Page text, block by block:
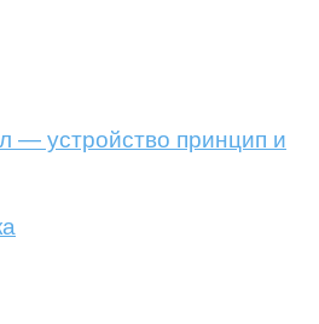
— устройство принцип и